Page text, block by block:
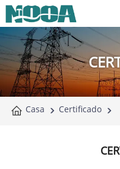
Casa Certificado